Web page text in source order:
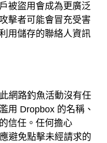
被盜用會成為更廣泛
擊者可能會冒充受害
用儲存的聯絡人資訊
網路釣魚活動沒有任
用 Dropbox 的名稱、
信任。任何擔心
避免點擊未經請求的